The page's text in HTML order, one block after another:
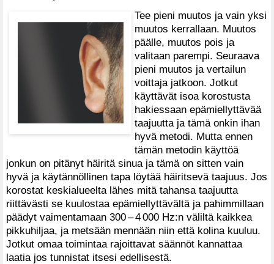
Tee pieni muutos ja vain yksi
muutos kerrallaan. Muutos
päälle, muutos pois ja
valitaan parempi. Seuraava
pieni muutos ja vertailun
voittaja jatkoon. Jotkut
käyttävät isoa korostusta
hakiessaan epämiellyttävää
taajuutta ja tämä onkin ihan
hyvä metodi. Mutta ennen
tämän metodin käyttöä
jonkun on pitänyt häiritä sinua ja tämä on sitten vain
hyvä ja käytännöllinen tapa löytää häiritsevä taajuus. Jos
korostat keskialueelta lähes mitä tahansa taajuutta
riittävästi se kuulostaa epämiellyttävältä ja pahimmillaan
päädyt vaimentamaan 300 – 4 000 Hz:n väliltä kaikkea
pikkuhiljaa, ja metsään mennään niin että kolina kuuluu.
Jotkut omaa toimintaa rajoittavat säännöt kannattaa
laatia jos tunnistat itsesi edellisestä.